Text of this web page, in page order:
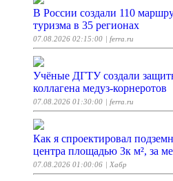
В России создали 110
туризма в 35 регионах
07.08.2026 02:15:00 | ferra.ru
Учёные ДГТУ создали
коллагена медуз-корнеротов
07.08.2026 01:30:00 | ferra.ru
Как я спроектировал
центра площадью 3к м², за
07.08.2026 01:00:06 | Хабр